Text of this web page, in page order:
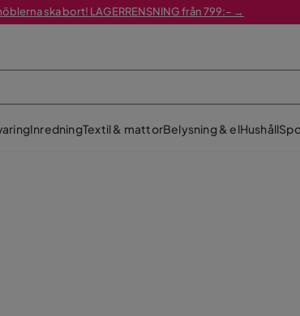
ska bort! LAGERRENSNING från 799:– →
InredningTextil & mattorBelysning & elHushåll